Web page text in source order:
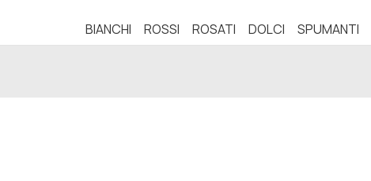
BIANCHI ROSSI ROSATI DOLCI SPUMANTI